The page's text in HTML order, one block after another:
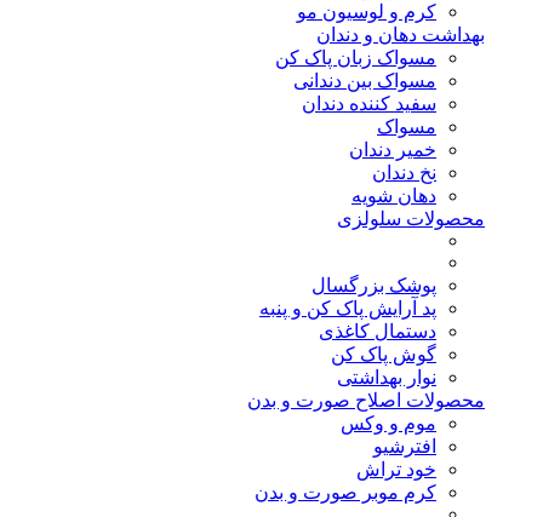
کرم و لوسیون مو
بهداشت دهان و دندان
مسواک زبان پاک کن
مسواک بین دندانی
سفید کننده دندان
مسواک
خمیر دندان
نخ دندان
دهان شویه
محصولات سلولزی
پوشک بزرگسال
پد آرایش پاک کن و پنبه
دستمال کاغذی
گوش پاک کن
نوار بهداشتی
محصولات اصلاح صورت و بدن
موم و وکس
افترشیو
خود تراش
کرم موبر صورت و بدن